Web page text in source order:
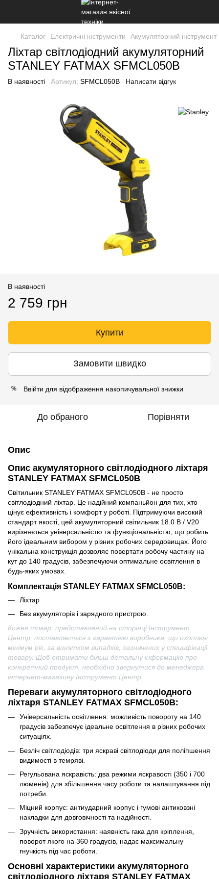
Каталог Електричні інструменти Акумуляторний інструмент
Ліхтар світлодіодний акумуляторний
STANLEY FATMAX SFMCL050B
В наявності Артикул: SFMCL050B Написати відгук
В наявності
2 759 грн
Купити
Замовити швидко
% Ввійти для відображення накопичувальної знижки
До обраного Порівняти
Опис
Опис акумуляторного світлодіодного ліхтаря
STANLEY FATMAX SFMCL050B
Світильник STANLEY FATMAX SFMCL050B - не просто
світлодіодний ліхтар. Це надійний компаньйон для тих, хто
цінує ефективність і комфорт у роботі. Підтримуючи високий
стандарт якості, цей акумуляторний світильник 18.0 В / V20
вирізняється універсальністю та функціональністю, що робить
його ідеальним вибором у різних робочих середовищах. Його
унікальна конструкція дозволяє повертати робочу частину на
кут до 140 градусів, забезпечуючи оптимальне освітлення в
будь-яких умовах.
Комплектація STANLEY FATMAX SFMCL050B:
Ліхтар
Без акумуляторів і зарядного пристрою.
Кожен товар, представлений на сторінці Інструмент
Центр, поставляється з гарантією виробника, що охоплює
мінімум рік, за винятком випадків, зазначених у специфікації
товару. Щоб отримати більш детальну інформацію про
конкретний продукт, необхідно звернутися до менеджера
інтернет-магазину Інструмент Центр.
Переваги акумуляторного світлодіодного
ліхтаря STANLEY FATMAX SFMCL050B:
Універсальність освітлення: можливість повороту на 140
градусів забезпечує ідеальне освітлення в різних робочих
ситуаціях.
Безліч світлодіодів: три яскраві світлодіоди для поліпшення
видимості в темряві.
Регульована яскравість: два режими яскравості (350 і 700
люменів) для збільшення часу роботи та налаштування під
потреби.
Міцний корпус: антиударний корпус і гумові антиковзні
накладки для довговічності та надійності.
Зручність використання: наявність гака для кріплення,
поворот якого на 360 градусів, надає максимальну
гнучкість під час роботи.
Основні характеристики акумуляторного
світлодіодного ліхтаря STANLEY FATMAX